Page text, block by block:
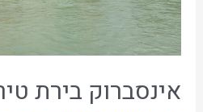
אינסברוק בירת